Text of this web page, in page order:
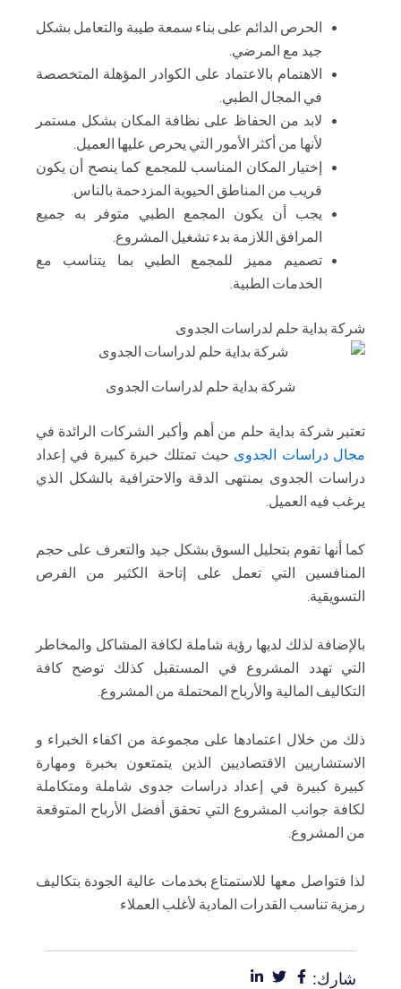
الحرص الدائم على بناء سمعة طيبة والتعامل بشكل
جيد مع المرضي.
الاهتمام بالاعتماد على الكوادر المؤهلة المتخصصة
في المجال الطبي.
لابد من الحفاظ على نظافة المكان بشكل مستمر
لأنها من أكثر الأمور التي يحرص عليها العميل.
إختيار المكان المناسب للمجمع كما ينصح أن يكون
قريب من المناطق الحيوية المزدحمة بالناس.
يجب أن يكون المجمع الطبي متوفر به جميع
المرافق اللازمة بدء تشغيل المشروع.
تصميم مميز للمجمع الطبي بما يتناسب مع
الخدمات الطبية.
شركة بداية حلم لدراسات الجدوى
شركة بداية حلم لدراسات الجدوى
تعتبر شركة بداية حلم من أهم وأكبر الشركات الرائدة في
مجال دراسات الجدوى حيث تمتلك خبرة كبيرة في إعداد
دراسات الجدوى بمنتهى الدقة والاحترافية بالشكل الذي
يرغب فيه العميل.
كما أنها تقوم بتحليل السوق بشكل جيد والتعرف على حجم
المنافسين التي تعمل على إتاحة الكثير من الفرص
التسويقية.
بالإضافة لذلك لديها رؤية شاملة لكافة المشاكل والمخاطر
التي تهدد المشروع في المستقبل كذلك توضح كافة
التكاليف المالية والأرباح المحتملة من المشروع.
ذلك من خلال اعتمادها على مجموعة من اكفاء الخبراء و
الاستشاريين الاقتصاديين الذين يتمتعون بخبرة ومهارة
كبيرة كبيرة في إعداد دراسات جدوى شاملة ومتكاملة
لكافة جوانب المشروع التي تحقق أفضل الأرباح المتوقعة
من المشروع.
لذا فتواصل معها للاستمتاع بخدمات عالية الجودة بتكاليف
رمزية تناسب القدرات المادية لأغلب العملاء
شارك: